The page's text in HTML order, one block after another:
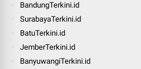
BandungTerkini.id
SurabayaTerkini.id
BatuTerkini.id
JemberTerkini.id
BanyuwangiTerkini.id